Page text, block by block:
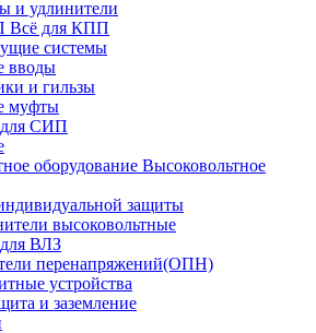
и удлинители
Всё для КПП
системы
вводы
и гильзы
муфты
для СИП
Высоковольтное
защиты
высоковольтные
ВЛЗ
перенапряжений(ОПН)
устройства
и заземление